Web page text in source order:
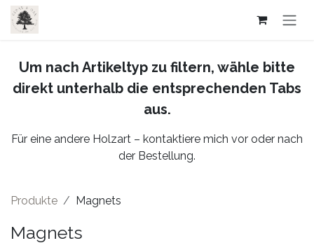
Zum Inhalt springen
Um nach Artikeltyp zu filtern, wähle bitte
direkt unterhalb die entsprechenden Tabs
aus.
Für eine andere Holzart – kontaktiere mich vor oder nach
der Bestellung.
Produkte Magnets
Magnets